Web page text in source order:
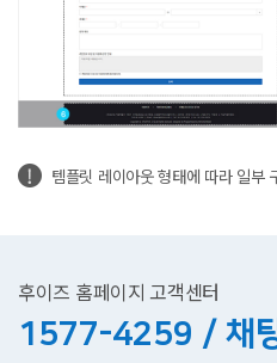
템플릿 레이아웃 형태에 따라 일부
후이즈 홈페이지 고객센터
1577-4259 / 채